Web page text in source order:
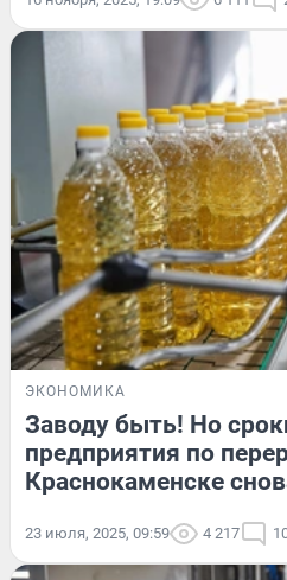
ЭКОНОМИКА
Заводу быть! Но
предприятия по
Краснокаменске
23 июля, 2025, 09:59 4 217